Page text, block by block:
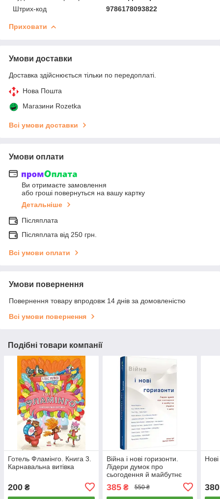
Штрих-код
9786178093822
Приховати
Умови доставки
Доставка здійснюється тільки по передоплаті.
Нова Пошта
Магазини Rozetka
Всі умови доставки
Умови оплати
Ви отримаєте замовлення
або гроші повернуться на вашу картку
Детальніше
Післяплата
Післяплата від 250 грн.
Всі умови оплати
Умови повернення
Повернення товару впродовж 14 днів за домовленістю
Всі умови повернення
Подібні товари компанії
Готель Фламінго. Книга 3.
Карнавальна витівка
200 ₴
Війна і нові горизонти.
Лідери думок про
сьогодення й майбутнє
385₴ 550 ₴ 380